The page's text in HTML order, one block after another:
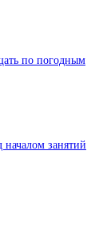
по погодным
занятий